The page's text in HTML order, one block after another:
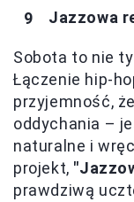
Jazzowa
Sobota to nie
Łączenie hip-
przyjemność,
oddychania –
naturalne i
projekt,
prawdziwą